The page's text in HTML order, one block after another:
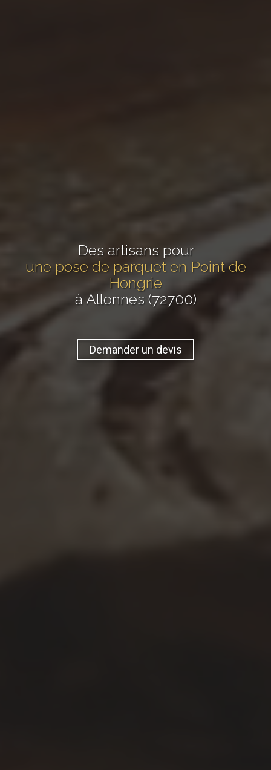
Des artisans pour
une pose de parquet en Point de
Hongrie
à Allonnes (72700)
Demander un devis